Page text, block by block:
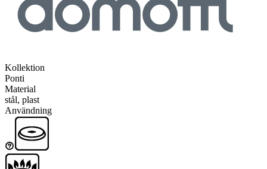
Kollektion
Ponti
Material
stål, plast
Användning